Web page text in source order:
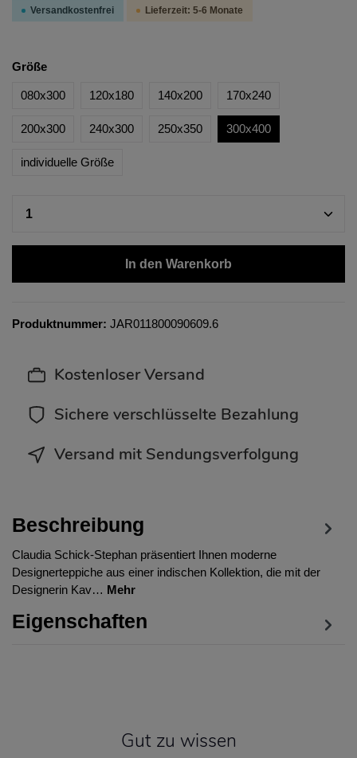
Versandkostenfrei Lieferzeit: 5-6 Monate
Größe
080x300 120x180 140x200 170x240
200x300 240x300 250x350 300x400
individuelle Größe
In den Warenkorb
Produktnummer: JAR011800090609.6
Kostenloser Versand
Sichere verschlüsselte Bezahlung
Versand mit Sendungsverfolgung
Beschreibung
Claudia Schick-Stephan präsentiert Ihnen moderne
Designerteppiche aus einer indischen Kollektion, die mit der
Designerin Kav… Mehr
Eigenschaften
Gut zu wissen